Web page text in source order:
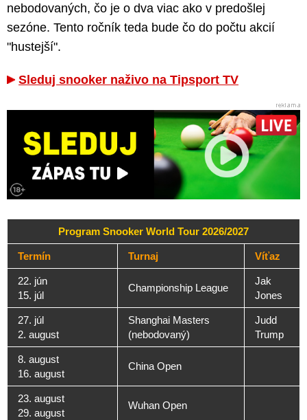
nebodovaných, čo je o dva viac ako v predošlej
sezóne. Tento ročník teda bude čo do počtu akcií
"hustejší".
Sleduj snooker naživo na Tipsport TV
Program Snooker World Tour 2026/2027
Termín Turnaj Víťaz
22. jún
15. júl
Championship League
Jak
Jones
27. júl
2. august
Shanghai Masters
(nebodovaný)
Judd
Trump
8. august
16. august
China Open
23. august
29. august
Wuhan Open